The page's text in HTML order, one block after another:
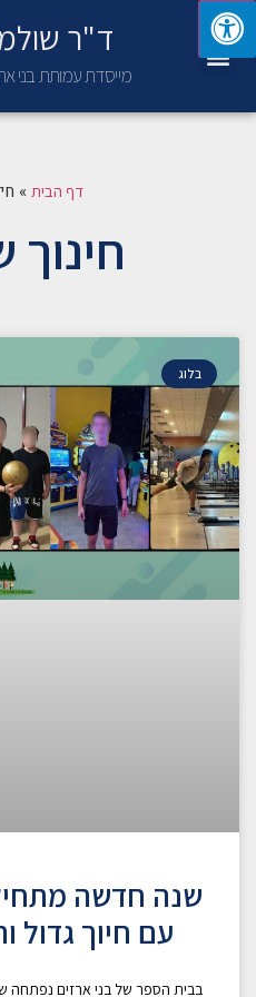
ד"ר
מייסדת עמותת בני
דף הבית »
חינוך
בלוג
שנה חדשה
עם חיוך גדול
בבית הספר של בני ארזים נפתחה